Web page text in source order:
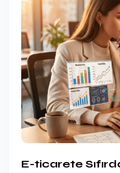
E-ticarete